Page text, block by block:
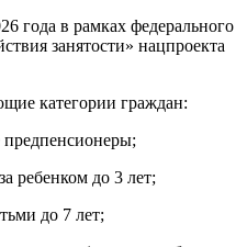
года в рамках федерального
занятости» нацпроекта
категории граждан:
предпенсионеры;
ребенком до 3 лет;
до 7 лет;